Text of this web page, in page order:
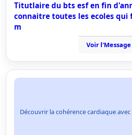
Titutlaire du bts esf en fin
connaitre toutes les ecoles qui
m
Voir l'Message
Découvrir la cohérence cardiaque